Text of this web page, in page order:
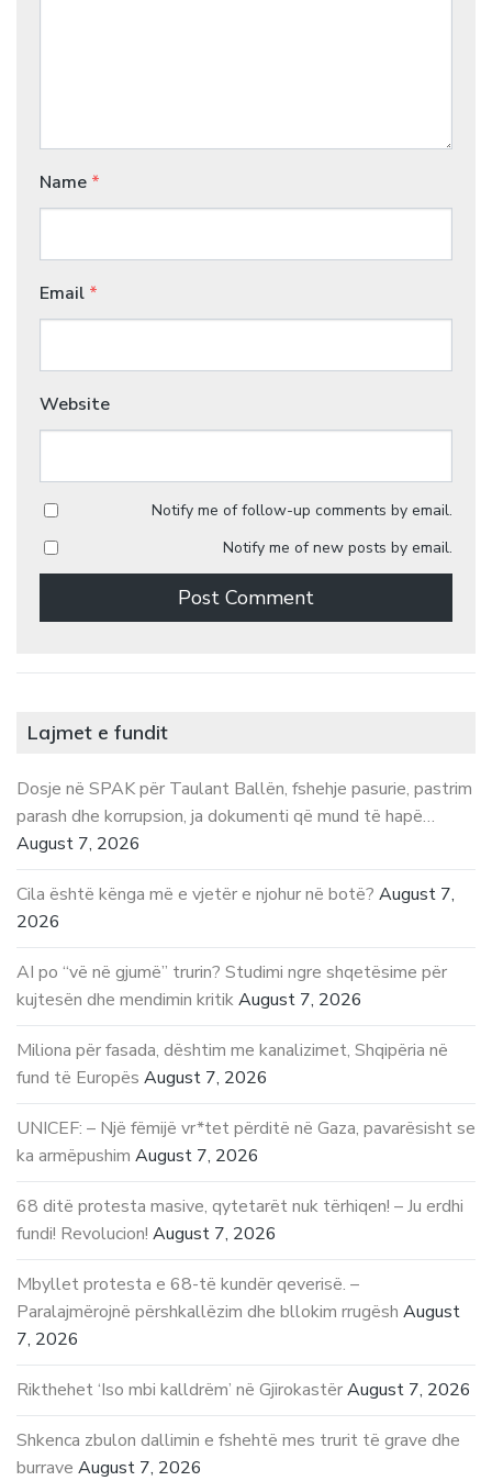
Name *
Email *
Website
Notify me of follow-up comments by email.
Notify me of new posts by email.
Lajmet e fundit
Dosje në SPAK për Taulant Ballën, fshehje pasurie, pastrim
parash dhe korrupsion, ja dokumenti që mund të hapë…
August 7, 2026
Cila është kënga më e vjetër e njohur në botë? August 7,
2026
AI po “vë në gjumë” trurin? Studimi ngre shqetësime për
kujtesën dhe mendimin kritikAugust 7, 2026
Miliona për fasada, dështim me kanalizimet, Shqipëria në
fund të Europës August 7, 2026
UNICEF: – Një fëmijë vr*tet përditë në Gaza, pavarësisht se
ka armëpushim August 7, 2026
68 ditë protesta masive, qytetarët nuk tërhiqen! – Ju erdhi
fundi! Revolucion! August 7, 2026
Mbyllet protesta e 68-të kundër qeverisë. –
Paralajmërojnë përshkallëzim dhe bllokim rrugësh August
7, 2026
Rikthehet ‘Iso mbi kalldrëm’ në GjirokastërAugust 7, 2026
Shkenca zbulon dallimin e fshehtë mes trurit të grave dhe
burrave August 7, 2026